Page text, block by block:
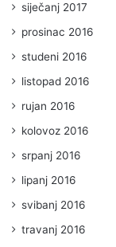
siječanj 2017
prosinac 2016
studeni 2016
listopad 2016
rujan 2016
kolovoz 2016
srpanj 2016
lipanj 2016
svibanj 2016
travanj 2016